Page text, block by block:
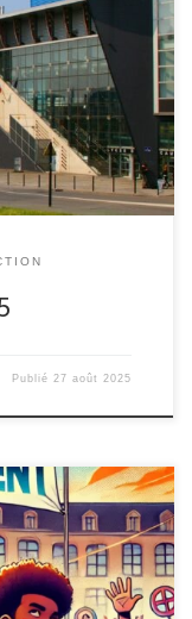
Que celle-ci
! Nous
bel établissement
L’équipe de
Publié27 août 2025
ou de terminale ?
?